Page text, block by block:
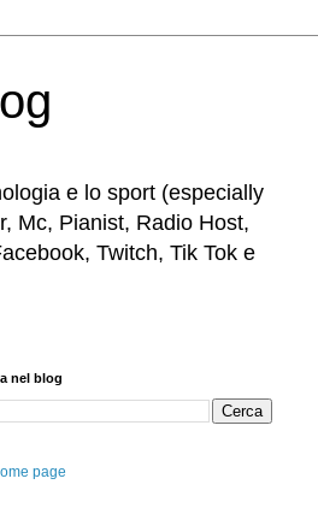
e lo sport (especially
Mc, Pianist, Radio Host,
Twitch, Tik Tok e
nel blog
page